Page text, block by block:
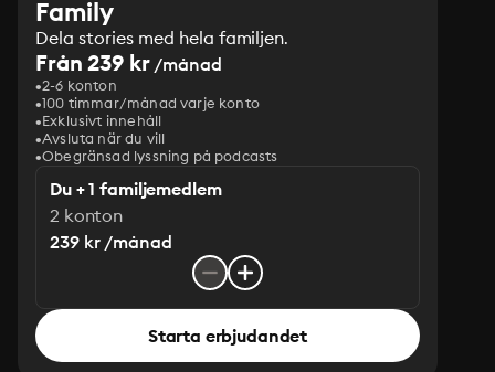
Family
Dela stories med hela familjen.
Från 239 kr/månad
2-6 konton
100 timmar/månad varje konto
Exklusivt innehåll
Avsluta när du vill
Obegränsad lyssning på podcasts
Du + 1 familjemedlem
2 konton
239 kr /månad
Starta erbjudandet